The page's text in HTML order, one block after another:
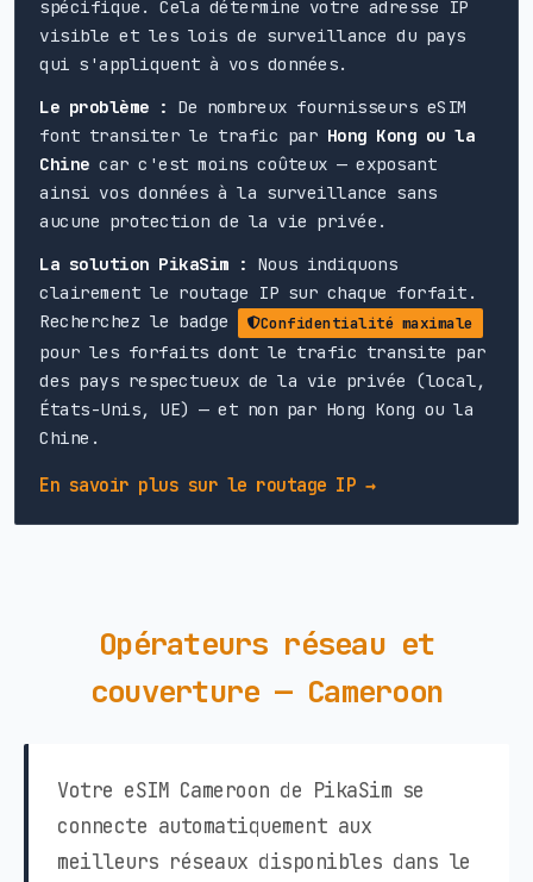
spécifique. Cela détermine votre adresse IP
visible et les lois de surveillance du pays
qui s'appliquent à vos données.
Le problème : De nombreux fournisseurs eSIM
font transiter le trafic par Hong Kong ou la
Chine car c'est moins coûteux — exposant
ainsi vos données à la surveillance sans
aucune protection de la vie privée.
La solution PikaSim : Nous indiquons
clairement le routage IP sur chaque forfait.
Recherchez le badge
Confidentialité maximale
pour les forfaits dont le trafic transite par
des pays respectueux de la vie privée (local,
États-Unis, UE) — et non par Hong Kong ou la
Chine.
En savoir plus sur le routage IP →
Opérateurs réseau et
couverture — Cameroon
Votre eSIM Cameroon de PikaSim se
connecte automatiquement aux
meilleurs réseaux disponibles dans le